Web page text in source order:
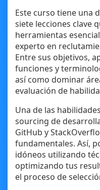
Este curso tiene una
siete lecciones clave
herramientas
experto en
Entre sus objetivos,
funciones y
así como dominar
evaluación de
Una de las
sourcing de
GitHub y
fundamentales. Así,
idóneos utilizando
optimizando tus
el proceso de